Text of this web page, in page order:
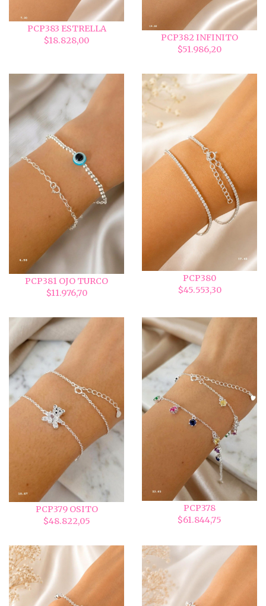
PCP383 ESTRELLA
$18.828,00
PCP382 INFINITO
$51.986,20
PCP381 OJO TURCO
$11.976,70
PCP380
$45.553,30
PCP379 OSITO
$48.822,05
PCP378
$61.844,75